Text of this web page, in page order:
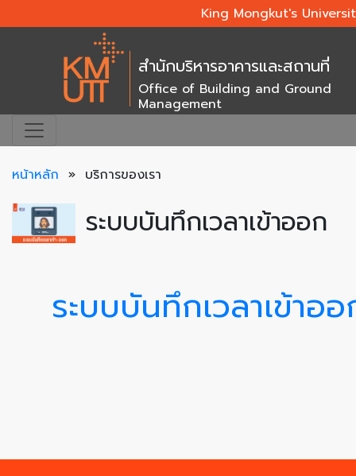
King Mongkut's
สำนักบริหารอาคารและสถานที่
Office of Building and Ground
Management
หน้าหลัก » บริการของเรา
ระบบบันทึกเวลาเข้าออก
ระบบบันทึกเวลาเข้าอ